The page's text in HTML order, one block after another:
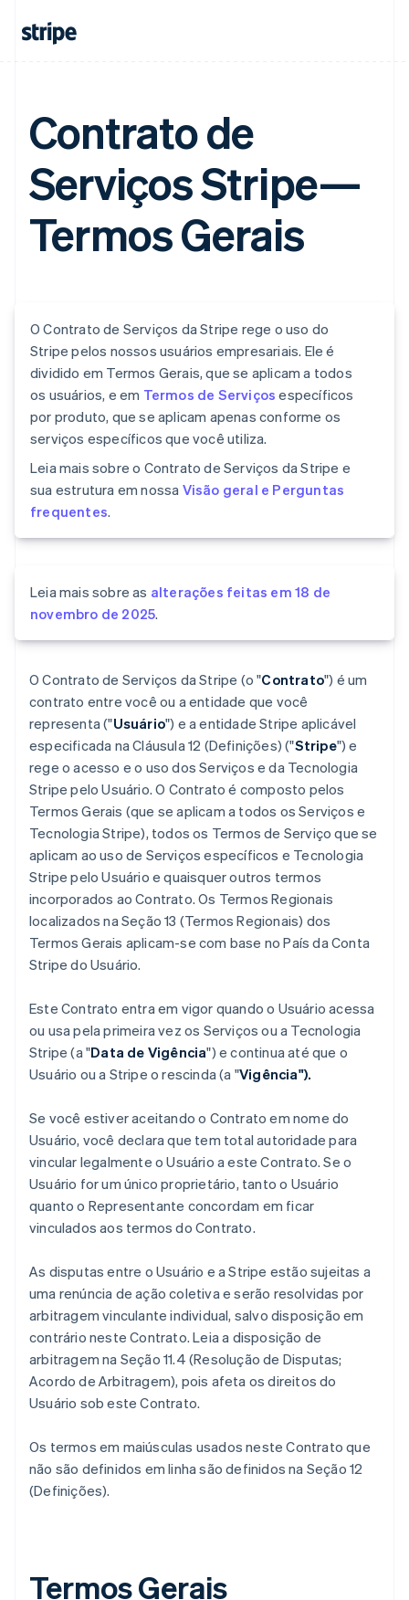
Contrato de
Serviços Stripe—
Termos Gerais
O Contrato de Serviços da Stripe rege o uso do
Stripe pelos nossos usuários empresariais. Ele é
dividido em Termos Gerais, que se aplicam a todos
os usuários, e em Termos de Serviços específicos
por produto, que se aplicam apenas conforme os
serviços específicos que você utiliza.
Leia mais sobre o Contrato de Serviços da Stripe e
sua estrutura em nossa Visão geral e Perguntas
frequentes.
Leia mais sobre as alterações feitas em 18 de
novembro de 2025.
O Contrato de Serviços da Stripe (o "Contrato") é um
contrato entre você ou a entidade que você
representa ("Usuário") e a entidade Stripe aplicável
especificada na Cláusula 12 (Definições) ("Stripe") e
rege o acesso e o uso dos Serviços e da Tecnologia
Stripe pelo Usuário. O Contrato é composto pelos
Termos Gerais (que se aplicam a todos os Serviços e
Tecnologia Stripe), todos os Termos de Serviço que se
aplicam ao uso de Serviços específicos e Tecnologia
Stripe pelo Usuário e quaisquer outros termos
incorporados ao Contrato. Os Termos Regionais
localizados na Seção 13 (Termos Regionais) dos
Termos Gerais aplicam-se com base no País da Conta
Stripe do Usuário.
Este Contrato entra em vigor quando o Usuário acessa
ou usa pela primeira vez os Serviços ou a Tecnologia
Stripe (a "Data de Vigência") e continua até que o
Usuário ou a Stripe o rescinda (a "Vigência").
Se você estiver aceitando o Contrato em nome do
Usuário, você declara que tem total autoridade para
vincular legalmente o Usuário a este Contrato. Se o
Usuário for um único proprietário, tanto o Usuário
quanto o Representante concordam em ficar
vinculados aos termos do Contrato.
As disputas entre o Usuário e a Stripe estão sujeitas a
uma renúncia de ação coletiva e serão resolvidas por
arbitragem vinculante individual, salvo disposição em
contrário neste Contrato. Leia a disposição de
arbitragem na Seção 11.4 (Resolução de Disputas;
Acordo de Arbitragem), pois afeta os direitos do
Usuário sob este Contrato.
Os termos em maiúsculas usados neste Contrato que
não são definidos em linha são definidos na Seção 12
(Definições).
Termos Gerais